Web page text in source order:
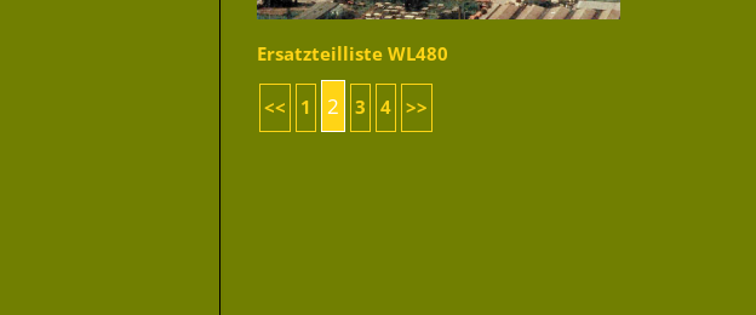
Ersatzteilliste WL480
<< 1 2 3 4 >>